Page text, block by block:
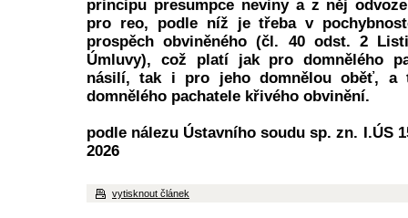
principu presumpce neviny a z něj
pro reo, podle níž je třeba v
prospěch obviněného (čl. 40 odst. 2
Úmluvy), což platí jak pro domnělého
násilí, tak i pro jeho domnělou oběť, a
domnělého pachatele křivého obvinění.
podle nálezu Ústavního soudu sp. zn. I.ÚS
2026
vytisknout článek